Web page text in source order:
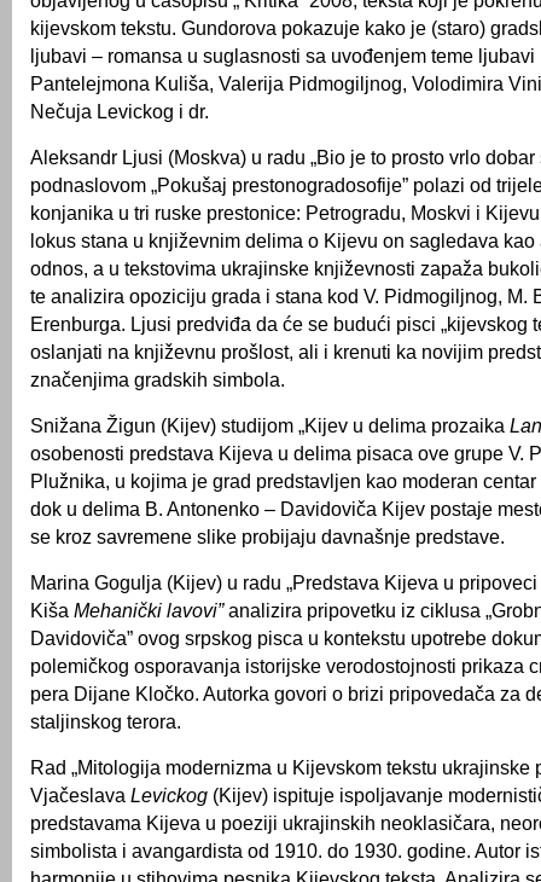
kijevskom tekstu. Gundorova pokazuje kako je (staro)
ljubavi – romansa u suglasnosti sa uvođenjem teme ljubavi
Pantelejmona Kuliša, Valerija Pidmogiljnog, Volodimira
Nečuja Levickog i dr.
Aleksandr Ljusi (Moskva) u radu „Bio je to prosto vrlo dobar
podnaslovom „Pokušaj prestonogradosofije” polazi od
konjanika u tri ruske prestonice: Petrogradu, Moskvi i
lokus stana u književnim delima o Kijevu on sagledava
odnos, a u tekstovima ukrajinske književnosti zapaža
te analizira opoziciju grada i stana kod V. Pidmogiljnog, M.
Erenburga. Ljusi predviđa da će se budući pisci „kijevskog
oslanjati na književnu prošlost, ali i krenuti ka novijim
značenjima gradskih simbola.
Snižana Žigun (Kijev) studijom „Kijev u delima prozaika
osobenosti predstava Kijeva u delima pisaca ove grupe V.
Plužnika, u kojima je grad predstavljen kao moderan
dok u delima B. Antonenko – Davidoviča Kijev postaje
se kroz savremene slike probijaju davnašnje predstave.
Marina Gogulja (Kijev) u radu „Predstava Kijeva u
Kiša Mehanički lavovi”analizira pripovetku iz ciklusa
Davidoviča” ovog srpskog pisca u kontekstu upotrebe
polemičkog osporavanja istorijske verodostojnosti prikaza
pera Dijane Kločko. Autorka govori o brizi pripovedača za
staljinskog terora.
Rad „Mitologija modernizma u Kijevskom tekstu ukrajinske
Vjačeslava Levickog (Kijev) ispituje ispoljavanje
predstavama Kijeva u poeziji ukrajinskih neoklasičara,
simbolista i avangardista od 1910. do 1930. godine. Autor